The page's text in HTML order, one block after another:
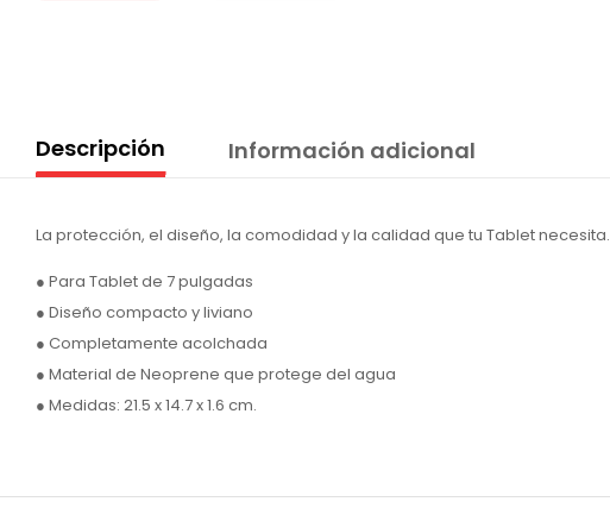
Descripción Información adicional
La protección, el diseño, la comodidad y la calidad que tu Tablet necesita.
● Para Tablet de 7 pulgadas
● Diseño compacto y liviano
● Completamente acolchada
● Material de Neoprene que protege del agua
● Medidas: 21.5 x 14.7 x 1.6 cm.